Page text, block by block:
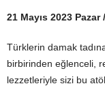
21 Mayıs 2023
Türklerin damak
birbirinden eğlenceli,
lezzetleriyle sizi bu